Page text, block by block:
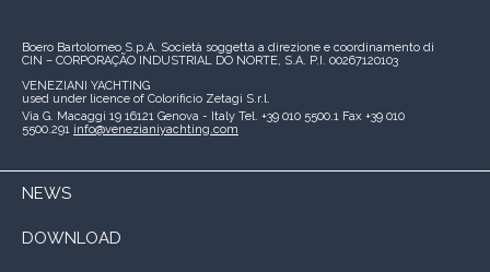
Boero Bartolomeo S.p.A. Società soggetta a direzione e coordinamento di
CIN – CORPORAÇÃO INDUSTRIAL DO NORTE, S.A. P.I. 00267120103
VENEZIANI YACHTING
used under licence of Colorificio Zetagi S.r.l.
Via G. Macaggi 19 16121 Genova - Italy Tel. +39 010 5500.1 Fax +39 010
5500.291 info@venezianiyachting.com
NEWS
DOWNLOAD